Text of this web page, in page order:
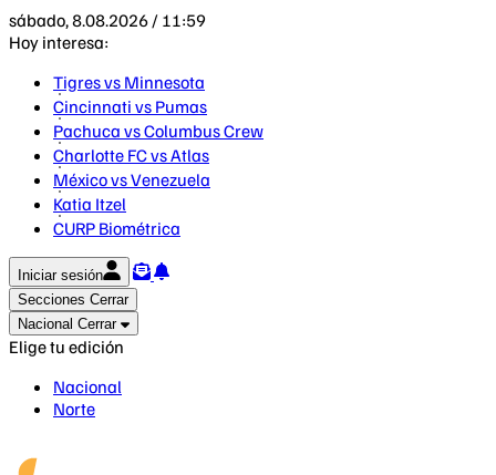
sábado, 8.08.2026 / 11:59
Hoy interesa:
Tigres vs Minnesota
Cincinnati vs Pumas
Pachuca vs Columbus Crew
Charlotte FC vs Atlas
México vs Venezuela
Katia Itzel
CURP Biométrica
Iniciar sesión
Secciones Cerrar
Nacional Cerrar
Elige tu edición
Nacional
Norte